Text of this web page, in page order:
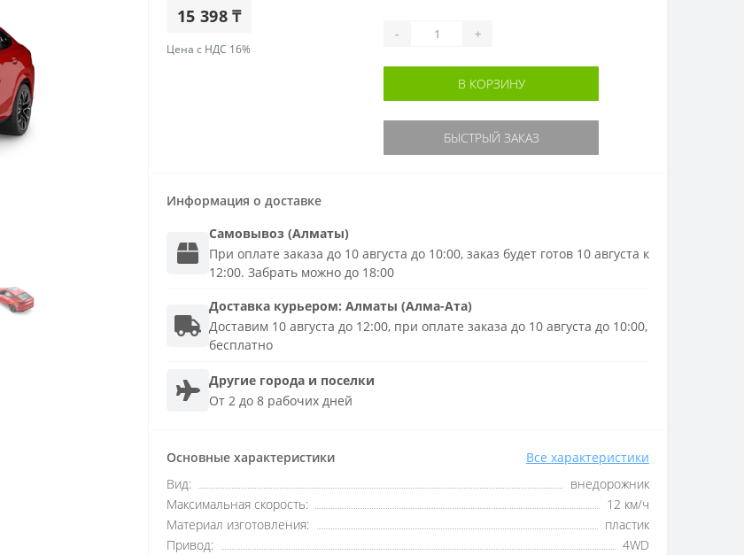
15 398 ₸
Цена с НДС 16%
- +
В КОРЗИНУ
БЫСТРЫЙ ЗАКАЗ
Информация о доставке
Самовывоз (Алматы)
При оплате заказа до 10 августа до 10:00, заказ будет готов 10 августа к
12:00. Забрать можно до 18:00
Доставка курьером: Алматы (Алма-Ата)
Доставим 10 августа до 12:00, при оплате заказа до 10 августа до 10:00,
бесплатно
Другие города и поселки
От 2 до 8 рабочих дней
Основные характеристики Все характеристики
Вид:
внедорожник
Максимальная скорость:
12 км/ч
Материал изготовления:
пластик
Привод:
4WD